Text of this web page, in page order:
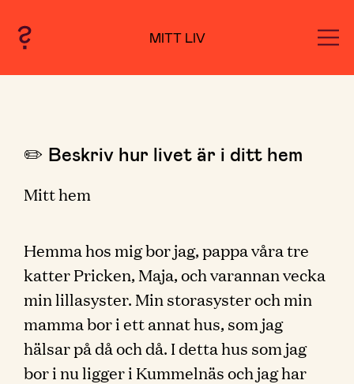
MITT LIV
✏️ Beskriv hur livet är i ditt hem
Mitt hem
Hemma hos mig bor jag, pappa våra tre
katter Pricken, Maja, och varannan vecka
min lillasyster. Min storasyster och min
mamma bor i ett annat hus, som jag
hälsar på då och då. I detta hus som jag
bor i nu ligger i Kummelnäs och jag har